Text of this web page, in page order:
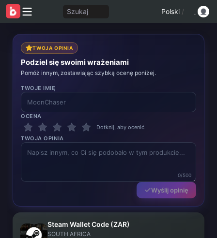
Szukaj Polski /
TWOJA OPINIA
Podziel się swoimi wrażeniami
Pomóż innym, zostawiając szybką ocenę poniżej.
TWOJE IMIĘ
OCENA
Dotknij, aby ocenić
TWOJA OPINIA
0/500
Wyślij opinię
Steam Wallet Code (ZAR)
SOUTH AFRICA